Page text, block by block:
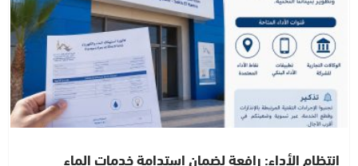
انتظام الأداء: رافعة لضمان استدامة خدمات الماء